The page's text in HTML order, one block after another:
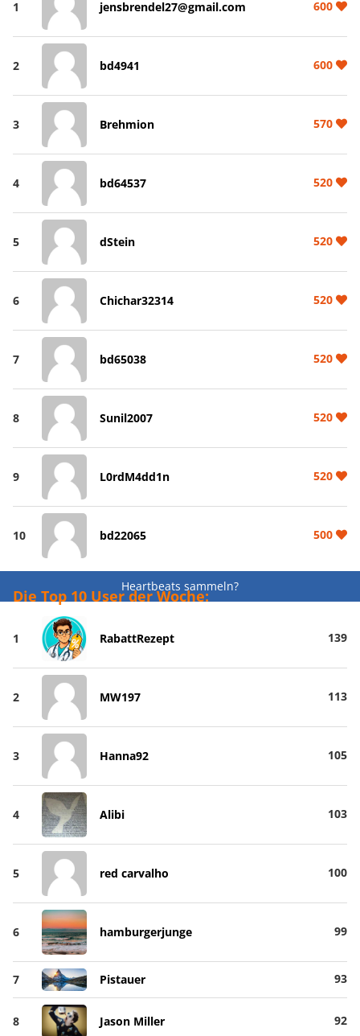
1 jensbrendel27@gmail.com 600
2 bd4941 600
3 Brehmion 570
4 bd64537 520
5 dStein 520
6 Chichar32314 520
7 bd65038 520
8 Sunil2007 520
9 L0rdM4dd1n 520
10 bd22065 500
Heartbeats sammeln?
Die Top 10 User der Woche:
1 RabattRezept 139
2 MW197 113
3 Hanna92 105
4 Alibi 103
5 red carvalho 100
6 hamburgerjunge 99
7 Pistauer 93
8 Jason Miller 92